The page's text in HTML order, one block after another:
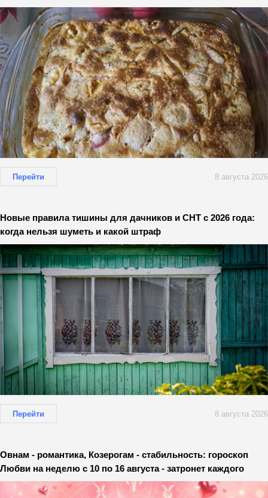
Перейти 8 августа 2026
Новые правила тишины для дачников и СНТ с 2026 года:
когда нельзя шуметь и какой штраф
Перейти 8 августа 2026
Овнам - романтика, Козерогам - стабильность: гороскоп
Любви на неделю с 10 по 16 августа - затронет каждого